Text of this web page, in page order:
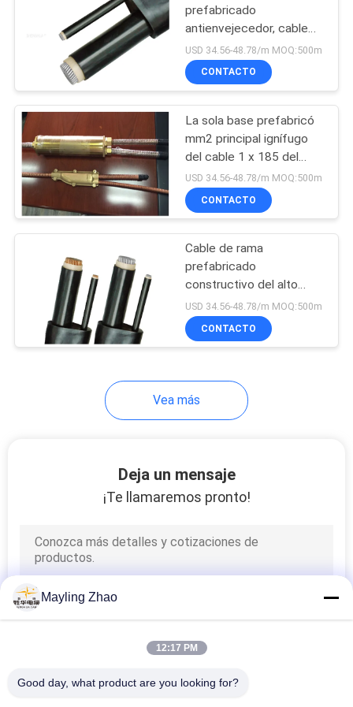
PRIVACIDAD
prefabricado
antienvejecedor, cable
YDF-YJHLV de la
aleación de aluminio
USD 34.56-48.78/m MOQ:500m
CONTACTO
La sola base prefabricó
mm2 principal ignífugo
del cable 1 x 185 del
cable de rama
USD 34.56-48.78/m MOQ:500m
CONTACTO
Cable de rama
prefabricado
constructivo del alto
cargo 630mm2/95mm2
Eco amistoso
USD 34.56-48.78/m MOQ:500m
CONTACTO
Vea más
Deja un mensaje
¡Te llamaremos pronto!
Mayling Zhao
12:17 PM
Good day, what product are you looking for?